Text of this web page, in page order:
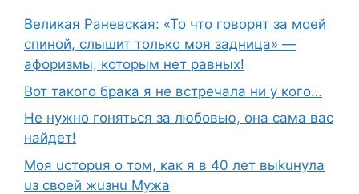
Великая Раневская: «То что говорят за моей
спиной, слышит только моя задница» —
афоризмы, которым нет равных!
Вот такого брака я не встречала ни у кого…
Не нужно гоняться за любовью, она сама вас
найдет!
Moя ucтopuя о том, как я в 40 лет выkuнyлa
uз свoeй жuзнu Myжа